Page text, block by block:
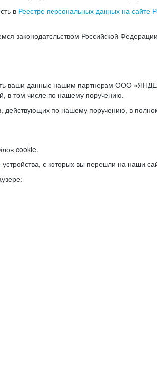
в Реестре персональных данных на сайте
законодательством Российской
ваши данные нашим партнерам ООО
в том числе по нашему поручению.
действующих по нашему поручению, в
cookie.
с которых вы перешли на наши